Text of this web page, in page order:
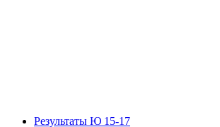
Результаты Ю 15-17